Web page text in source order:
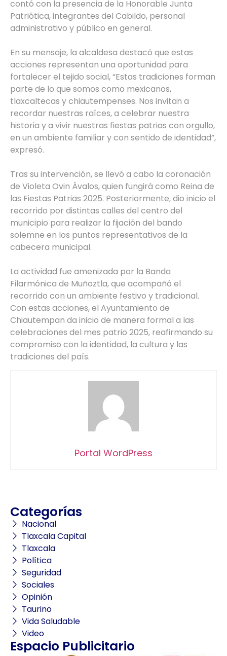
contó con la presencia de la Honorable Junta
Patriótica, integrantes del Cabildo, personal
administrativo y público en general.
En su mensaje, la alcaldesa destacó que estas
acciones representan una oportunidad para
fortalecer el tejido social, “Estas tradiciones forman
parte de lo que somos como mexicanos,
tlaxcaltecas y chiautempenses. Nos invitan a
recordar nuestras raíces, a celebrar nuestra
historia y a vivir nuestras fiestas patrias con orgullo,
en un ambiente familiar y con sentido de identidad”,
expresó.
Tras su intervención, se llevó a cabo la coronación
de Violeta Ovin Ávalos, quien fungirá como Reina de
las Fiestas Patrias 2025. Posteriormente, dio inicio el
recorrido por distintas calles del centro del
municipio para realizar la fijación del bando
solemne en los puntos representativos de la
cabecera municipal.
La actividad fue amenizada por la Banda
Filarmónica de Muñoztla, que acompañó el
recorrido con un ambiente festivo y tradicional.
Con estas acciones, el Ayuntamiento de
Chiautempan da inicio de manera formal a las
celebraciones del mes patrio 2025, reafirmando su
compromiso con la identidad, la cultura y las
tradiciones del país.
Portal WordPress
Categorías
Nacional
Tlaxcala Capital
Tlaxcala
Política
Seguridad
Sociales
Opinión
Taurino
Vida Saludable
Video
Espacio Publicitario